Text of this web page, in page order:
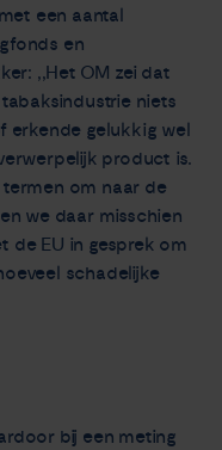
een aantal
en
,,Het OM zei dat
niets
erkende gelukkig wel
product is.
om naar de
we daar misschien
de EU in gesprek om
schadelijke
bij een meting